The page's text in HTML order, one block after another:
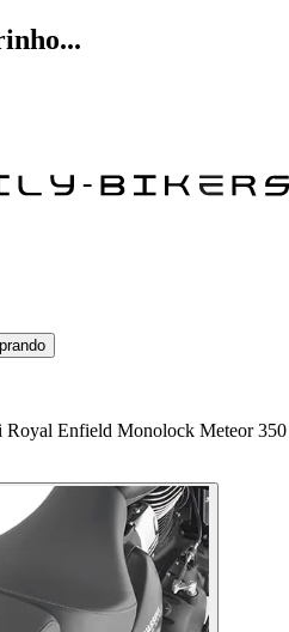
Royal Enfield Monolock Meteor 350